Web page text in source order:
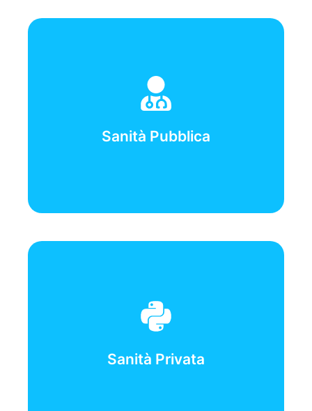
Sanità Pubblica
-Responsabile-
Molinari Luca, Gianluca Luciano, Evangelista
Giulia
-Vice-
Sanità Privata
Guanci Cinzia
Cammino Alessandro, Palma Rachele
-Vice-